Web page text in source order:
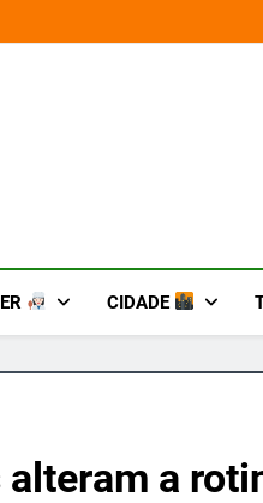
CIDADE
a